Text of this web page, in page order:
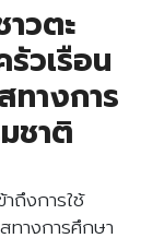
วตะ
วเรือน
ทางการ
ชาติ
ถึงการใช้
ทางการศึกษา